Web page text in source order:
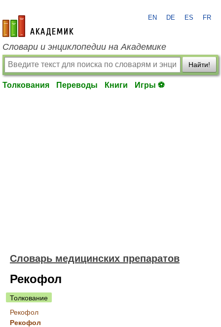
academic.ru
EN DE ES FR
Словари и энциклопедии на Академике
Найти!
Толкования Переводы Книги Игры ⚽
Словарь медицинских препаратов
Рекофол
Толкование
Рекофол
Рекофол